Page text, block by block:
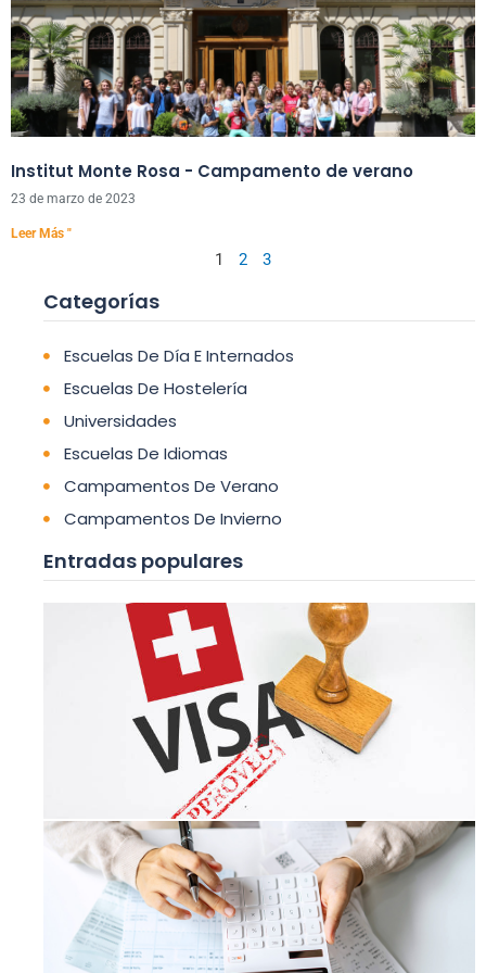
Institut Monte Rosa - Campamento de verano
23 de marzo de 2023
Leer Más "
1 2 3
Categorías
Escuelas De Día E Internados
Escuelas De Hostelería
Universidades
Escuelas De Idiomas
Campamentos De Verano
Campamentos De Invierno
Entradas populares